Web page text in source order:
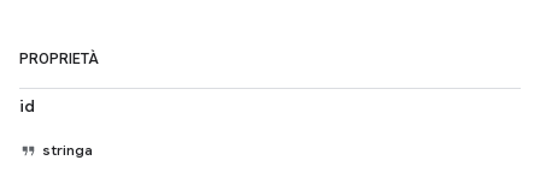
PROPRIETÀ
id
stringa